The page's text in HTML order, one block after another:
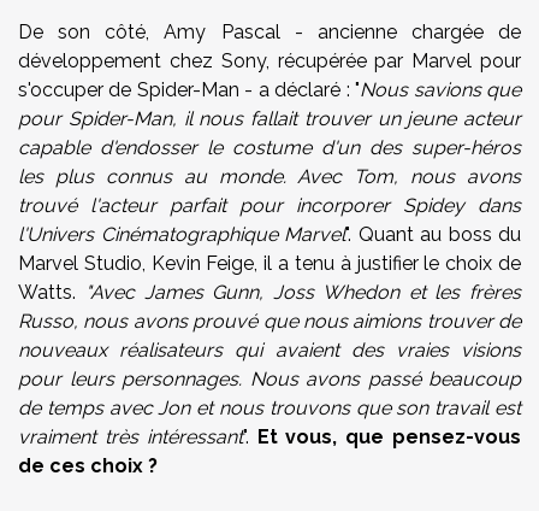
De son côté, Amy Pascal - ancienne chargée de
développement chez Sony, récupérée par Marvel pour
s'occuper de Spider-Man - a déclaré : "Nous savions que
pour Spider-Man, il nous fallait trouver un jeune acteur
capable d'endosser le costume d'un des super-héros
les plus connus au monde. Avec Tom, nous avons
trouvé l'acteur parfait pour incorporer Spidey dans
l'Univers Cinématographique Marvel". Quant au boss du
Marvel Studio, Kevin Feige, il a tenu à justifier le choix de
Watts.
"Avec James Gunn, Joss Whedon et les frères
Russo, nous avons prouvé que nous aimions trouver de
nouveaux réalisateurs qui avaient des vraies visions
pour leurs personnages. Nous avons passé beaucoup
de temps avec Jon et nous trouvons que son travail est
vraiment très intéressant". Et vous, que pensez-vous
de ces choix ?